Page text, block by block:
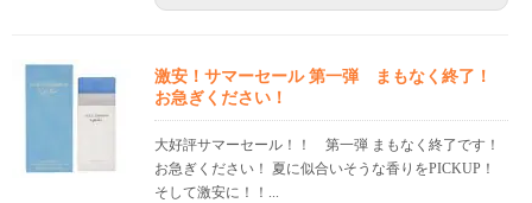
激安！サマーセール 第一弾 まもなく終了！
お急ぎください！
大好評サマーセール！！ 第一弾 まもなく終了です！
お急ぎください！ 夏に似合いそうな香りをPICKUP！
そして激安に！！...